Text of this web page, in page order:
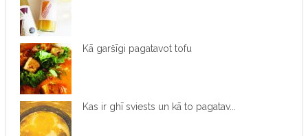
Kā garšīgi pagatavot tofu
Kas ir ghī sviests un kā to pagatav...